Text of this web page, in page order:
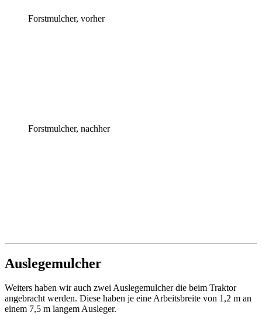
Forstmulcher, vorher
Forstmulcher, nachher
Auslegemulcher
Weiters haben wir auch zwei Auslegemulcher die beim Traktor
angebracht werden. Diese haben je eine Arbeitsbreite von 1,2 m an
einem 7,5 m langem Ausleger.